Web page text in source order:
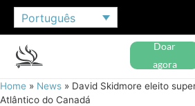
Português
Doar
agora
Home » News » David Skidmore eleito
Atlântico do Canadá